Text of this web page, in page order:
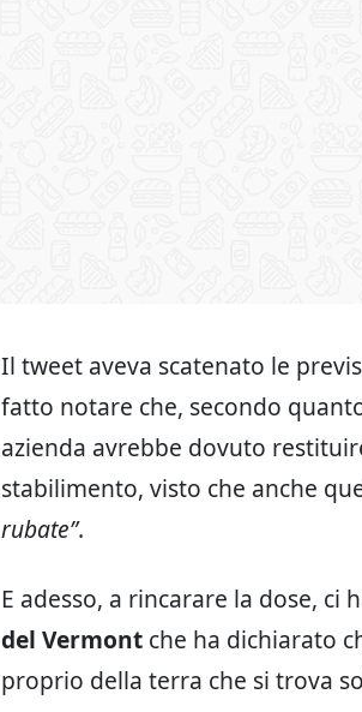
Il tweet aveva scatenato le
fatto notare che, secondo
azienda avrebbe dovuto
stabilimento, visto che anche
rubate”.
E adesso, a rincarare la dose, ci
del Vermont che ha dichiarato
proprio della terra che si trova